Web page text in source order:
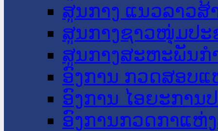
ສູນກາງ ແນວລາວສ້
ສູນກາງຊາວໜຸ່ມປະ
ສູນກາງສະຫະພັນກ
ອົງການ ກວດສອບແ
ອົງການ ໄອຍະການ
ອົງການກວດກາແຫ່